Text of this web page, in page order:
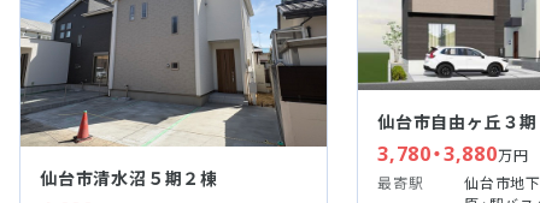
仙台市清水沼５期２棟
仙台市自由ヶ丘３
3,780・3,880万円
最寄駅
仙台市地